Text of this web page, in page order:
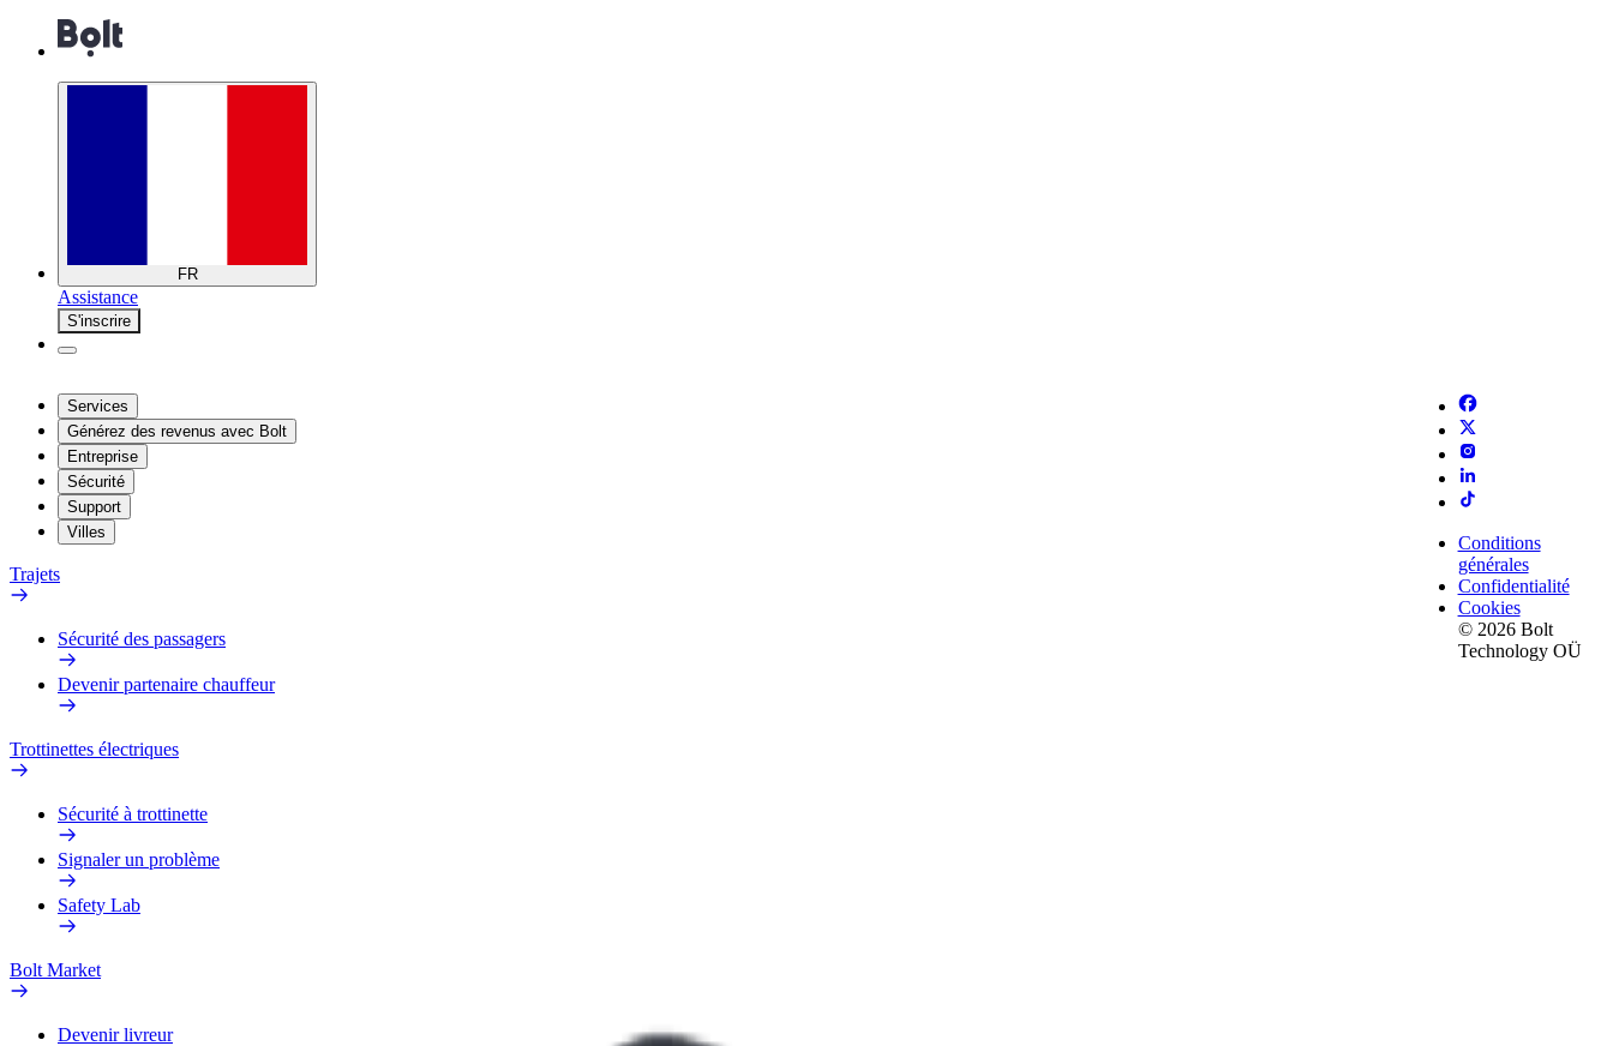
FR
Assistance
S'inscrire
Services
Générez des revenus avec Bolt
Entreprise
Sécurité
Support
Villes
Trajets
Sécurité des passagers
Devenir partenaire chauffeur
Trottinettes électriques
Sécurité à trottinette
Signaler un problème
Safety Lab
Bolt Market
Devenir livreur
Conditions
générales
Confidentialité
Cookies
© 2026 Bolt
Technology OÜ